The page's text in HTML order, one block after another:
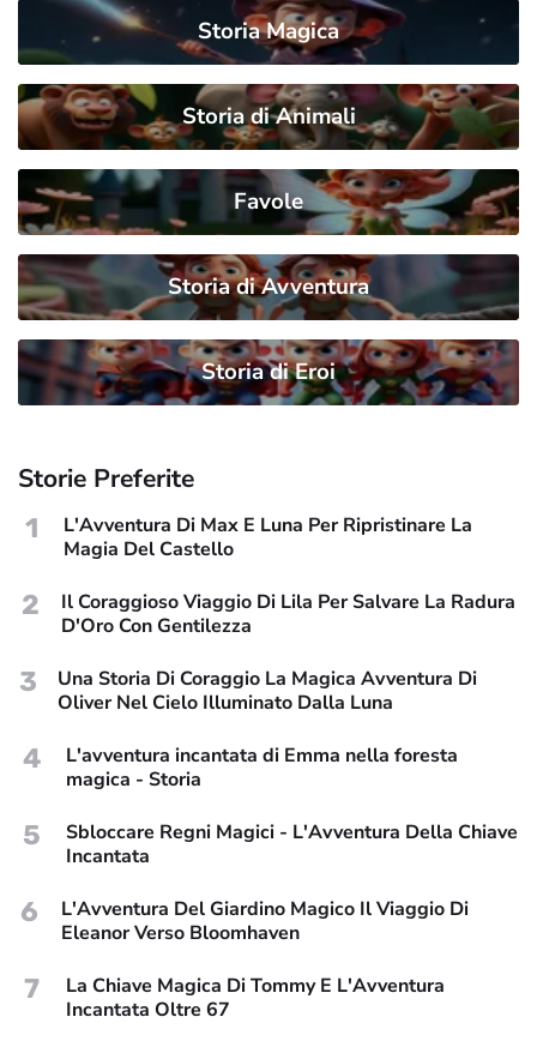
Storia Magica
Storia di Animali
Favole
Storia di Avventura
Storia di Eroi
Storie Preferite
1
L'Avventura Di Max E Luna Per Ripristinare La
Magia Del Castello
2
Il Coraggioso Viaggio Di Lila Per Salvare La Radura
D'Oro Con Gentilezza
3
Una Storia Di Coraggio La Magica Avventura Di
Oliver Nel Cielo Illuminato Dalla Luna
4
L'avventura incantata di Emma nella foresta
magica - Storia
5
Sbloccare Regni Magici - L'Avventura Della Chiave
Incantata
6
L'Avventura Del Giardino Magico Il Viaggio Di
Eleanor Verso Bloomhaven
7
La Chiave Magica Di Tommy E L'Avventura
Incantata Oltre 67